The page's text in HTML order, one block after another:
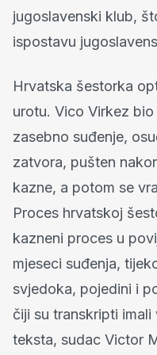
jugoslavenski klub,
ispostavu
Hrvatska šestorka
urotu. Vico Virkez
zasebno suđenje,
zatvora, pušten
kazne, a potom se
Proces hrvatskoj
kazneni proces u
mjeseci suđenja,
svjedoka, pojedini i
čiji su transkripti
teksta, sudac Victor